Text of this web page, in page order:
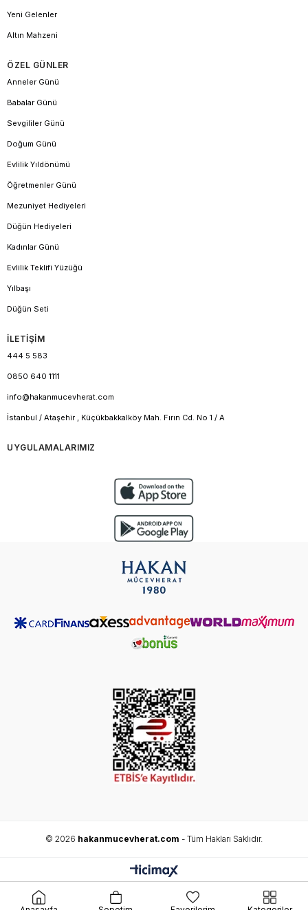
Yeni Gelenler
Altın Mahzeni
ÖZEL GÜNLER
Anneler Günü
Babalar Günü
Sevgililer Günü
Doğum Günü
Evlilik Yıldönümü
Öğretmenler Günü
Mezuniyet Hediyeleri
Düğün Hediyeleri
Kadınlar Günü
Evlilik Teklifi Yüzüğü
Yılbaşı
Düğün Seti
İLETİŞİM
444 5 583
0850 640 1111
info@hakanmucevherat.com
İstanbul / Ataşehir , Küçükbakkalköy Mah. Fırın Cd. No 1 / A
UYGULAMALARIMIZ
© 2026 hakanmucevherat.com - Tüm Hakları Saklıdır.